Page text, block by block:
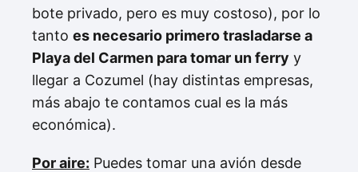
bote privado, pero es muy costoso), por lo
tanto es necesario primero trasladarse a
Playa del Carmen para tomar un ferry y
llegar a Cozumel (hay distintas empresas,
más abajo te contamos cual es la más
económica).
Por aire: Puedes tomar una avión desde